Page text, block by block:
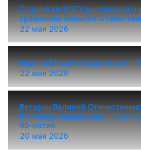
22 мая 2026
Студентам КЧГУ рассказали о
сражениях Великой
22 мая 2026
Иванов Михаил Самойлович
20 мая 2026
Ветеран Великой
КЧР Иван Афанасьевич
90-летие